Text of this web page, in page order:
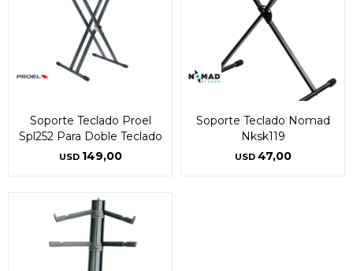
Soporte Teclado Proel
Spl252 Para Doble Teclado
USD 149,00
Soporte Teclado Nomad
Nksk119
USD 47,00